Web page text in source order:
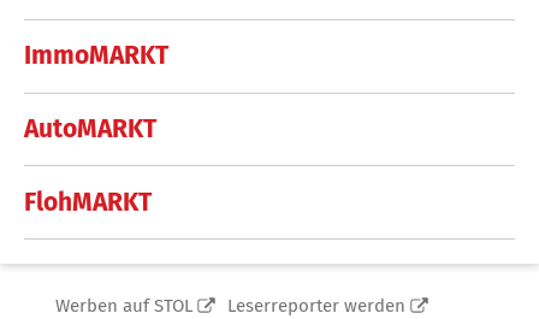
ImmoMARKT
AutoMARKT
FlohMARKT
Werben auf STOL
Leserreporter werden